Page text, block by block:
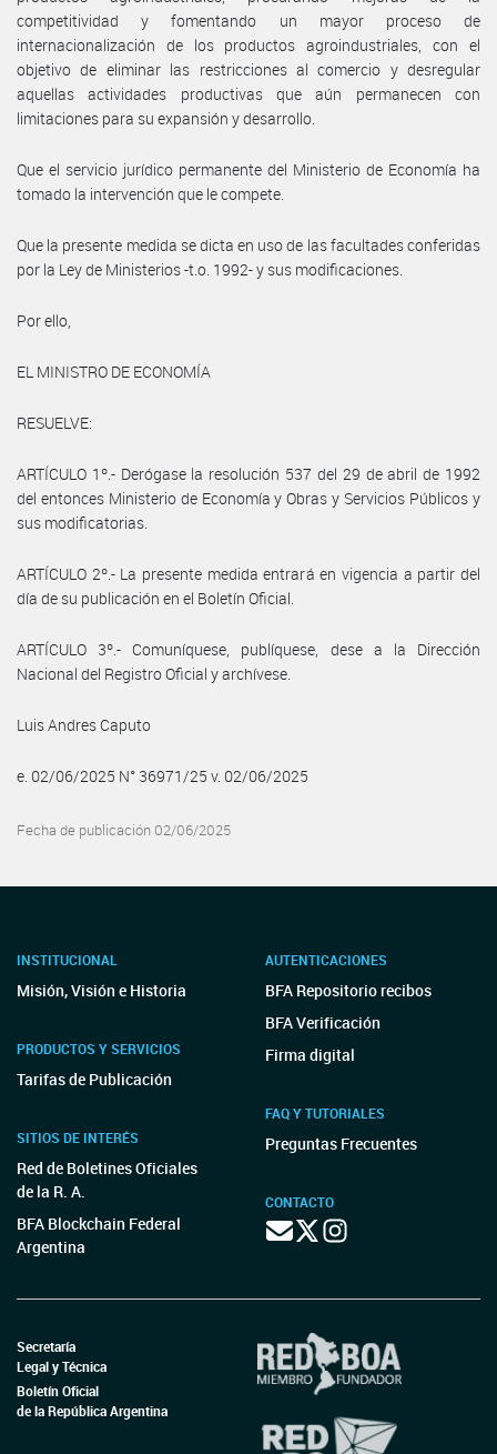
competitividad y fomentando un mayor proceso de
internacionalización de los productos agroindustriales, con el
objetivo de eliminar las restricciones al comercio y desregular
aquellas actividades productivas que aún permanecen con
limitaciones para su expansión y desarrollo.
Que el servicio jurídico permanente del Ministerio de Economía ha
tomado la intervención que le compete.
Que la presente medida se dicta en uso de las facultades conferidas
por la Ley de Ministerios -t.o. 1992- y sus modificaciones.
Por ello,
EL MINISTRO DE ECONOMÍA
RESUELVE:
ARTÍCULO 1º.- Derógase la resolución 537 del 29 de abril de 1992
del entonces Ministerio de Economía y Obras y Servicios Públicos y
sus modificatorias.
ARTÍCULO 2º.- La presente medida entrará en vigencia a partir del
día de su publicación en el Boletín Oficial.
ARTÍCULO 3º.- Comuníquese, publíquese, dese a la Dirección
Nacional del Registro Oficial y archívese.
Luis Andres Caputo
e. 02/06/2025 N° 36971/25 v. 02/06/2025
Fecha de publicación 02/06/2025
INSTITUCIONAL
Misión, Visión e Historia
PRODUCTOS Y SERVICIOS
Tarifas de Publicación
SITIOS DE INTERÉS
Red de Boletines Oficiales
de la R. A.
BFA Blockchain Federal
Argentina
AUTENTICACIONES
BFA Repositorio recibos
BFA Verificación
Firma digital
FAQ Y TUTORIALES
Preguntas Frecuentes
CONTACTO
Secretaría
Legal y Técnica
Boletín Oficial
de la República Argentina